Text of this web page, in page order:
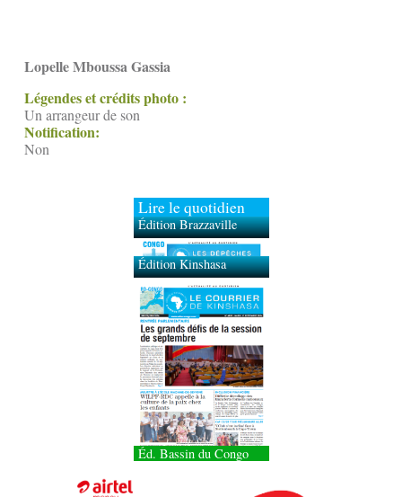
Lopelle Mboussa Gassia
Légendes et crédits photo :
Un arrangeur de son
Notification:
Non
Lire le quotidien
Édition Brazzaville
Édition Kinshasa
Éd. Bassin du Congo